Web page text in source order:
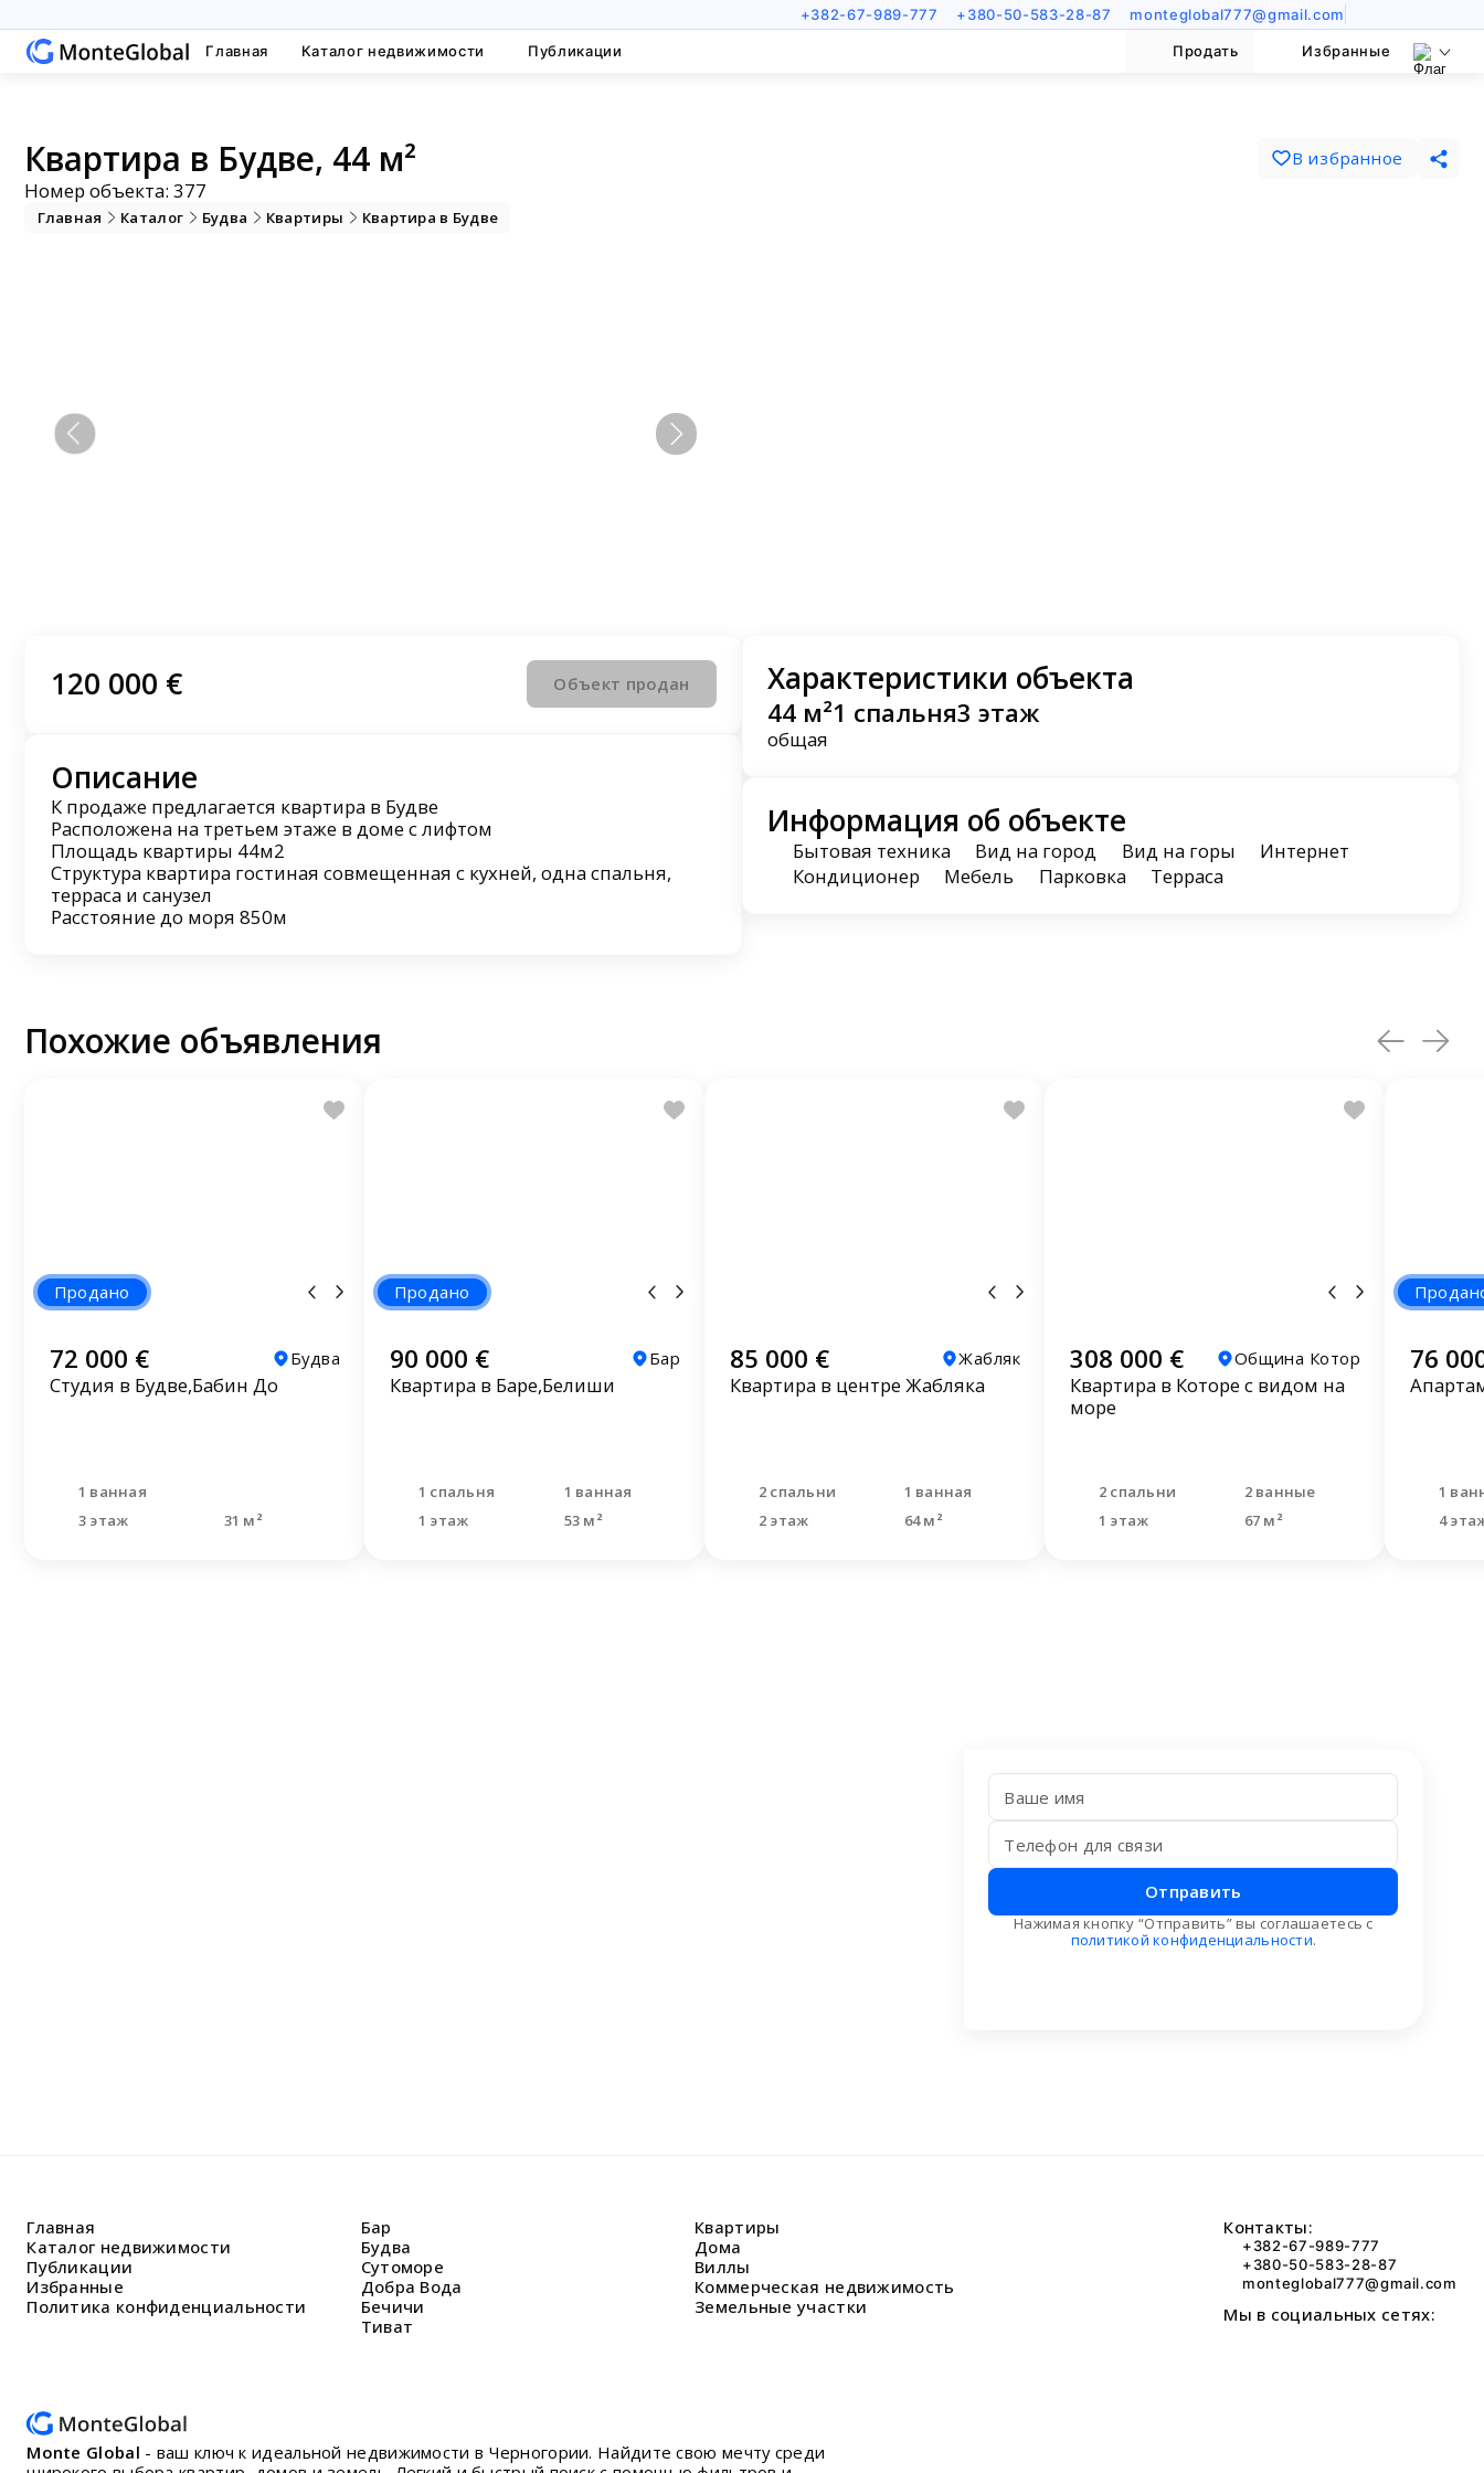
+382-67-989-777 +380-50-583-28-87 monteglobal777@gmail.com
Главная Каталог недвижимости Публикации Продать Избранные
Квартира в Будве, 44 м²
Номер объекта: 377
В избранное
Главная Каталог Будва Квартиры Квартира в Будве
120 000 € Объект продан
Описание
К продаже предлагается квартира в Будве
Расположена на третьем этаже в доме с лифтом
Площадь квартиры 44м2
Структура квартира гостиная совмещенная с кухней, одна спальня,
терраса и санузел
Расстояние до моря 850м
Характеристики объекта
44 м²
общая
1 спальня3 этаж
Информация об объекте
Бытовая техника Вид на город Вид на горы
Интернет
Кондиционер
Мебель Парковка Терраса
Похожие объявления
Продано
72 000 € Будва
Студия в Будве,Бабин До
1 ванная
3 этаж
31 м²
Продано
90 000 € Бар
Квартира в Баре,Белиши
1 спальня
1 ванная
1 этаж
53 м²
85 000 € Жабляк
Квартира в центре Жабляка
2 спальни
1 ванная
2 этаж
64 м²
308 000 € Община Котор
Квартира в Которе с видом на
море
2 спальни
2 ванные
1 этаж
67 м²
76
1
4
Отправить
Нажимая кнопку “Отправить” вы соглашаетесь с
политикой конфиденциальности.
Главная
Каталог недвижимости
Публикации
Избранные
Политика конфиденциальности
Бар
Будва
Сутоморе
Добра Вода
Бечичи
Тиват
Квартиры
Дома
Виллы
Коммерческая недвижимость
Земельные участки
Контакты:
+382-67-989-777
+380-50-583-28-87
monteglobal777@gmail.com
Мы в социальных сетях:
Monte Global - ваш ключ к идеальной недвижимости в Черногории. Найдите свою мечту среди